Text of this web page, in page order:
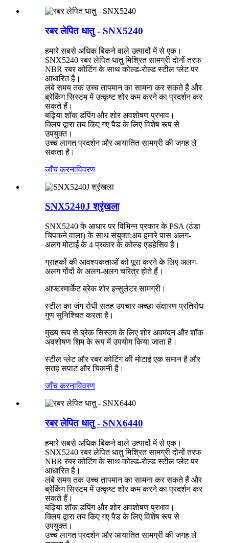
रबर लेपित धातु - SNX5240
हमारे सबसे अधिक बिकने वाले उत्पादों में से एक।
SNX5240 रबर लेपित धातु मिश्रित सामग्री दोनों तरफ
NBR रबर कोटिंग के साथ कोल्ड-रोल्ड स्टील प्लेट पर
आधारित है।
लंबे समय तक उच्च तापमान का सामना कर सकते हैं और
ब्रेकिंग सिस्टम में उत्कृष्ट शोर कम करने का प्रदर्शन कर
सकते हैं।
बढ़िया शॉक डंपिंग और शोर अवशोषण प्रभाव।
क्लिप द्वारा तय किए गए पैड के लिए विशेष रूप से
उपयुक्त।
उच्च लागत प्रदर्शन और आयातित सामग्री की जगह ले
सकता है।
जाँच करनाविवरण
SNX5240J श्रृंखला
SNX5240 के आधार पर विभिन्न प्रकार के PSA (ठंडा
चिपकने वाला) के साथ संयुक्त;अब हमारे पास अलग-
अलग मोटाई के 4 प्रकार के कोल्ड एडहेसिव हैं।
ग्राहकों की आवश्यकताओं को पूरा करने के लिए अलग-
अलग गोंदों के अलग-अलग चरित्र होते हैं।
आफ्टरमार्केट ब्रेक शोर इन्सुलेटर सामग्री।
स्टील का जंग रोधी सतह उपचार अच्छा संक्षारण प्रतिरोध
गुण सुनिश्चित करता है।
मुख्य रूप से ब्रेक सिस्टम के लिए शोर अवमंदन और शॉक
अवशोषण शिम के रूप में उपयोग किया जाता है।
स्टील प्लेट और रबर कोटिंग की मोटाई एक समान है और
सतह सपाट और चिकनी है।
जाँच करनाविवरण
रबर लेपित धातु - SNX6440
हमारे सबसे अधिक बिकने वाले उत्पादों में से एक।
SNX5240 रबर लेपित धातु मिश्रित सामग्री दोनों तरफ
NBR रबर कोटिंग के साथ कोल्ड-रोल्ड स्टील प्लेट पर
आधारित है।
लंबे समय तक उच्च तापमान का सामना कर सकते हैं और
ब्रेकिंग सिस्टम में उत्कृष्ट शोर कम करने का प्रदर्शन कर
सकते हैं।
बढ़िया शॉक डंपिंग और शोर अवशोषण प्रभाव।
क्लिप द्वारा तय किए गए पैड के लिए विशेष रूप से
उपयुक्त।
उच्च लागत प्रदर्शन और आयातित सामग्री की जगह ले